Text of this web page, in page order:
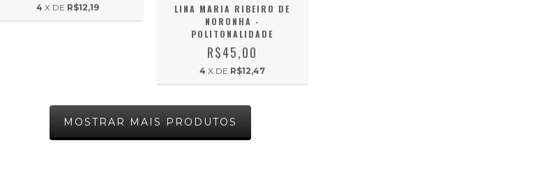
4 X DE R$12,19
LINA MARIA RIBEIRO DE
NORONHA -
POLITONALIDADE
R$45,00
4 X DE R$12,47
MOSTRAR MAIS PRODUTOS